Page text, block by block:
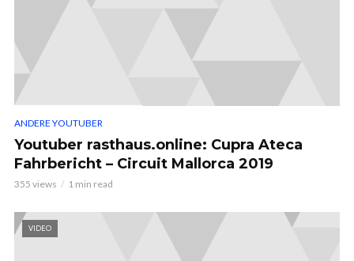
ANDERE YOUTUBER
Youtuber rasthaus.online: Cupra Ateca
Fahrbericht – Circuit Mallorca 2019
355 views 1 min read
VIDEO